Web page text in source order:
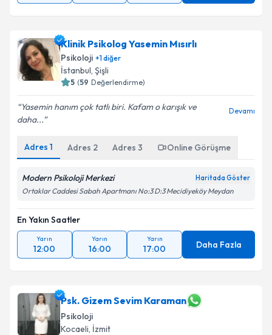
Klinik Psikolog Yasemin Mısırlı
Psikoloji +1diğer
İstanbul, Şişli
5 (59 Değerlendirme)
Yasemin hanım çok tatlı biri. Kafam o karışık ve
daha...
Devamı
Adres 1 Adres 2 Adres 3 Online Görüşme
Modern Psikoloji Merkezi Haritada Göster
Ortaklar Caddesi Sabah Apartmanı No:3 D:3 Mecidiyeköy Meydan
En Yakın Saatler
Yarın
12:00
Yarın
16:00
Yarın
17:00 Daha Fazla
Psk. Gizem Sevim Karaman
Psikoloji
Kocaeli, İzmit